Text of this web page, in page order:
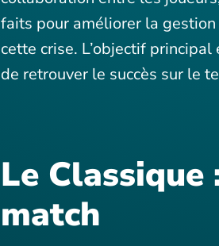
faits pour améliorer la
cette crise. L’objectif
de retrouver le succès sur le
Le
match